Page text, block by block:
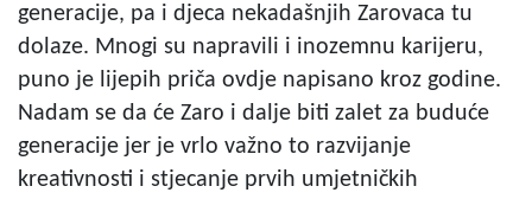
generacije, pa i djeca nekadašnjih Zarovaca tu
dolaze. Mnogi su napravili i inozemnu karijeru,
puno je lijepih priča ovdje napisano kroz godine.
Nadam se da će Zaro i dalje biti zalet za buduće
generacije jer je vrlo važno to razvijanje
kreativnosti i stjecanje prvih umjetničkih